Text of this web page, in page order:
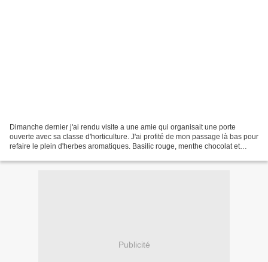
Dimanche dernier j'ai rendu visite a une amie qui organisait une porte
ouverte avec sa classe d'horticulture. J'ai profité de mon passage là bas pour
refaire le plein d'herbes aromatiques. Basilic rouge, menthe chocolat et
Publicité